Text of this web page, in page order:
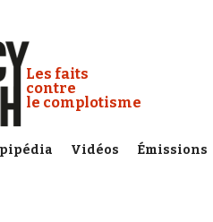
Conspiracy Watch :
Les faits
contre
le complotisme
Vidéos Émissions